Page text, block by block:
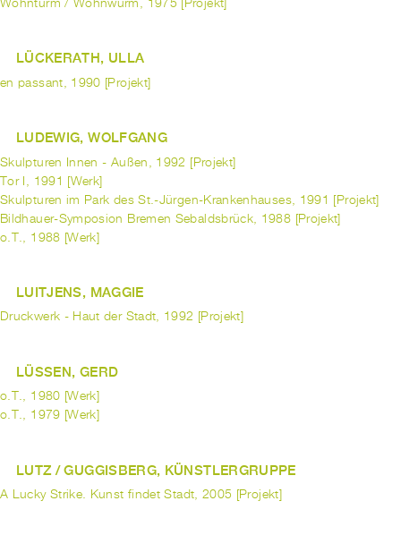
Wohnturm / Wohnwurm, 1975 [Projekt]
LÜCKERATH, ULLA
en passant, 1990 [Projekt]
LUDEWIG, WOLFGANG
Skulpturen Innen - Außen, 1992 [Projekt]
Tor I, 1991 [Werk]
Skulpturen im Park des St.-Jürgen-Krankenhauses, 1991 [Projekt]
Bildhauer-Symposion Bremen Sebaldsbrück, 1988 [Projekt]
o.T., 1988 [Werk]
LUITJENS, MAGGIE
Druckwerk - Haut der Stadt, 1992 [Projekt]
LÜSSEN, GERD
o.T., 1980 [Werk]
o.T., 1979 [Werk]
LUTZ / GUGGISBERG, KÜNSTLERGRUPPE
A Lucky Strike. Kunst findet Stadt, 2005 [Projekt]